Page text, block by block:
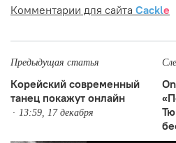
Комментарии для сайта Cackle
Предыдущая статья
Корейский современный
танец покажут онлайн
13:59, 17 декабря